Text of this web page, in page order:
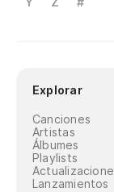
Explorar
Canciones
Artistas
Álbumes
Playlists
Lanzamientos